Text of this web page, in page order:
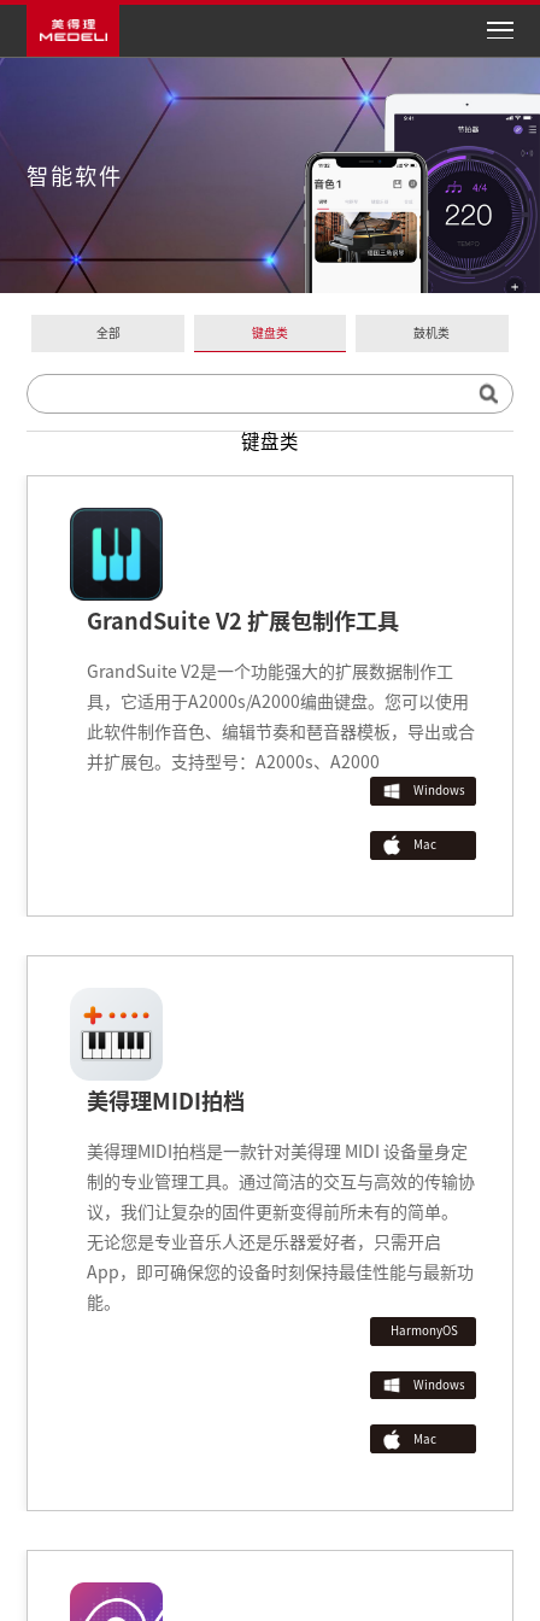
智能软件
全部 键盘类
键盘类
GrandSuite V2是一个功能强大的扩展
具，它适用于A2000s/A2000编曲键盘
此软件制作音色、编辑节奏和琶音器
并扩展包。支持型号：A2000s、
美得理MIDI拍档